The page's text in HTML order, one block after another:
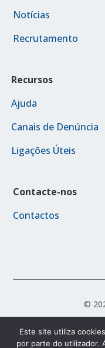
Notícias
Recrutamento
Recursos
Ajuda
Canais de Denúncia
Ligações Úteis
Contacte-nos
Contactos
©
Este site utiliza
por parte do utilizador.